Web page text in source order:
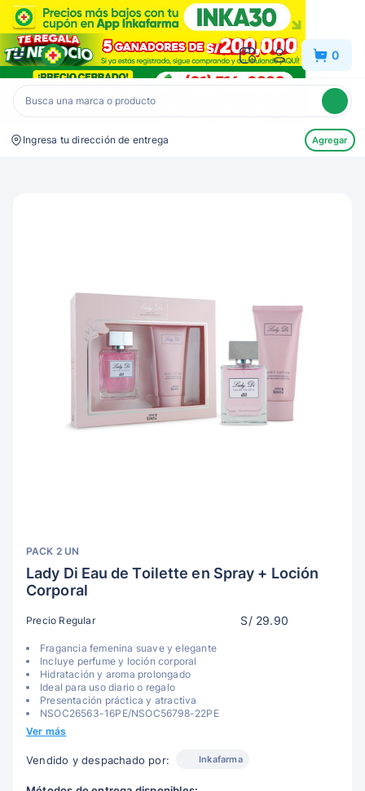
Inkafarma 0
Ingresa tu dirección de entrega Agregar
PACK 2 UN
Lady Di Eau de Toilette en Spray + Loción
Corporal
Precio Regular S/ 29.90
Fragancia femenina suave y elegante
Incluye perfume y loción corporal
Hidratación y aroma prolongado
Ideal para uso diario o regalo
Presentación práctica y atractiva
NSOC26563-16PE/NSOC56798-22PE
Ver más
Vendido y despachado por: Inkafarma